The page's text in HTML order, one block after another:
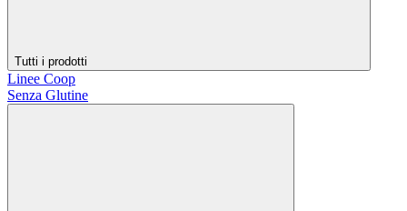
Tutti i prodotti
Linee Coop
Senza Glutine